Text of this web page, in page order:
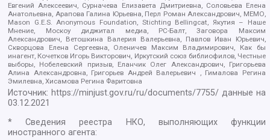
Евгений Алексеевич, Сурначева Елизавета Дмитриевна, Соловьева Елена
Анатольевна, Арапова Галина Юрьевна, Перл Роман Александрович, МЕМО,
Mason G.E.S. Anonymous Foundation, Stichting Bellingcat, Якутия – Наше
Мнение, Москоу диджитал медиа, РС-Балт, Заговора Максим
Александрович, Ветошкина Валерия Валерьевна, Павлов Иван Юрьевич,
Скворцова Елена Сергеевна, Оленичев Максим Владимирович, Как бы
инагент, Кочетков Игорь Викторович, Иркутский союз библиофилов, Честные
выборы, Нобелевский призыв, Еланчик Олег Александрович, Григорьева
Алина Александровна, Григорьев Андрей Валерьевич , Гималова Регина
Эмилевна, Хисамова Регина Фаритовна
Источник: https://minjust.gov.ru/ru/documents/7755/ данные на
03.12.2021
* Сведения реестра НКО, выполняющих функции
иностранного агента: